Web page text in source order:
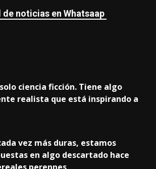
de noticias en Whatsaap
ciencia ficción. Tiene algo
realista que está inspirando a
vez más duras, estamos
en algo descartado hace
perennes